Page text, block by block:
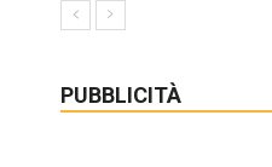
PUBBLICITÀ